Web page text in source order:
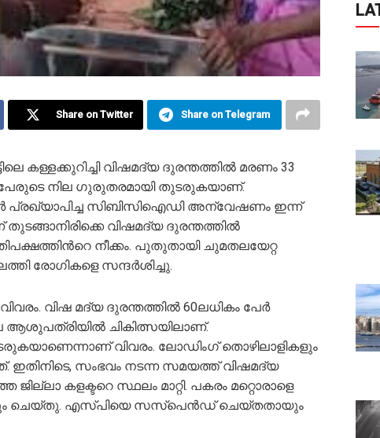
Share on Twitter Share on Telegram
കള്ളക്കുറിച്ചി വിഷമദ്യ ദുരന്തത്തിൽ മരണം 33
നില ഗുരുതരമായി തുടരുകയാണ്.
പ്രഖ്യാപിച്ച സിബിസിഐഡി അന്വേഷണം ഇന്ന്
തുടങ്ങാനിരിക്കെ വിഷമദ്യ ദുരന്തത്തിൽ
നീക്കം. പുതുതായി ചുമതലയേറ്റ
രോഗികളെ സന്ദര്‍ശിച്ചു.
വിഷ മദ്യ ദുരന്തത്തില്‍ 60ലധികം പേർ
ആശുപത്രിയിൽ ചികിത്സയിലാണ്.
വിവരം. ലോഡിംഗ് തൊഴിലാളികളും
ഇതിനിടെ, സംഭവം നടന്ന സമയത്ത് വിഷമദ്യ
കളക്ടറെ സ്ഥലം മാറ്റി. പകരം മറ്റൊരാളെ
ചെയ്തു. എസ്പിയെ സസ്പെൻഡ് ചെയ്തതായും